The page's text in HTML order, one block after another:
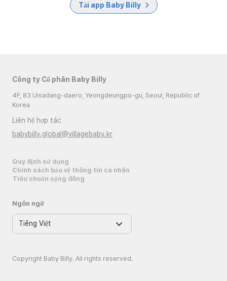
Tải app Baby Billy
Công ty Cổ phần Baby Billy
4F, 83 Uisadang-daero, Yeongdeungpo-gu, Seoul, Republic of
Korea
Liên hệ hợp tác
babybilly.global@villagebaby.kr
Quy định sử dụng
Chính sách bảo vệ thông tin cá nhân
Tiêu chuẩn cộng đồng
Ngôn ngữ
Copyright Baby Billy. All rights reserved.